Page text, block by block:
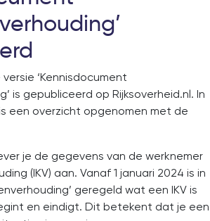
‘Kennisdocument
is gepubliceerd op Rijksoverheid.nl. In
een overzicht opgenomen met de
je de gegevens van de werknemer
(IKV) aan. Vanaf 1 januari 2024 is in
geregeld wat een IKV is
en eindigt. Dit betekent dat je een